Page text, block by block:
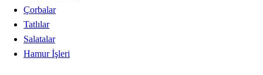
Çorbalar
Tatlılar
Salatalar
Hamur İşleri